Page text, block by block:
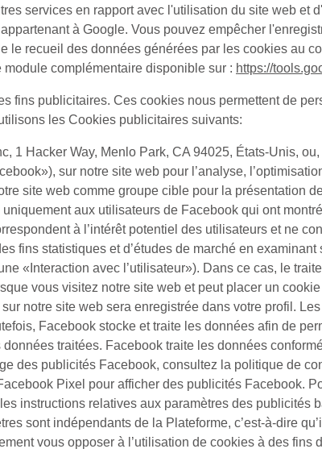
services en rapport avec l'utilisation du site web et
à Google. Vous pouvez empêcher
recueil des données générées par les cookies au
complémentaire disponible sur : https://
fins publicitaires. Ces cookies nous permettent de
les Cookies publicitaires suivants:
1 Hacker Way, Menlo Park, CA 94025, États-Unis,
»), sur notre site web pour l’analyse,
site web comme groupe cible pour la présentation
aux utilisateurs de Facebook qui ont
à l’intérêt potentiel des utilisateurs et ne
fins statistiques et d’études de marché en
« Interaction avec l’utilisateur»). Dans ce cas, le
vous visitez notre site web et peut placer un
notre site web sera enregistrée dans votre profil.
Facebook stocke et traite les données afin de
traitées. Facebook traite les données
des publicités Facebook, consultez la politique de
Pixel pour afficher des publicités Facebook.
instructions relatives aux paramètres des publicités
sont indépendants de la Plateforme, c’est-à-dire
vous opposer à l’utilisation de cookies à des